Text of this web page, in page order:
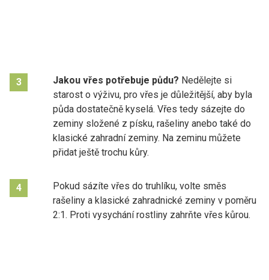
3 Jakou vřes potřebuje půdu? Nedělejte si
starost o výživu, pro vřes je důležitější, aby byla
půda dostatečně kyselá. Vřes tedy sázejte do
zeminy složené z písku, rašeliny anebo také do
klasické zahradní zeminy. Na zeminu můžete
přidat ještě trochu kůry.
4
Pokud sázíte vřes do truhlíku, volte směs
rašeliny a klasické zahradnické zeminy v poměru
2:1. Proti vysychání rostliny zahrňte vřes kůrou.